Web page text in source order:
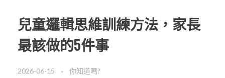
兒童邏輯思維訓練方法，家長
最該做的5件事
2026-06-15 你知道嗎?